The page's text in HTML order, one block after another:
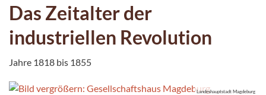
Das Zeitalter der
industriellen Revolution
Jahre 1818 bis 1855
Landeshauptstadt Magdeburg